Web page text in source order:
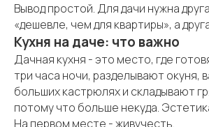
Вывод простой. Для дачи нужна
«дешевле, чем для квартиры», а
Кухня на даче: что важно
Дачная кухня - это место, где
три часа ночи, разделывают окуня,
больших кастрюлях и складывают
потому что больше некуда.
На первом месте - живучесть.